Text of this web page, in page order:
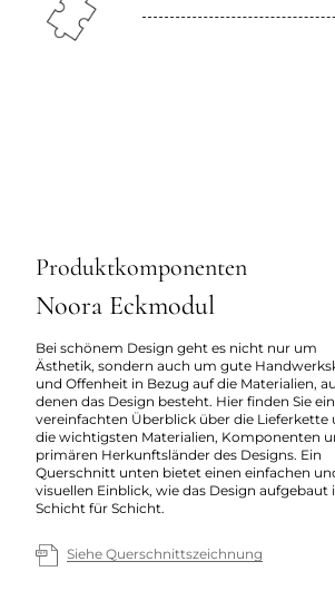
Produktkomponenten
Noora Eckmodul
Bei schönem Design geht es nicht nur um
Ästhetik, sondern auch um gute
und Offenheit in Bezug auf die Materialien,
denen das Design besteht. Hier finden Sie
vereinfachten Überblick über die Lieferkette
die wichtigsten Materialien, Komponenten
primären Herkunftsländer des Designs. Ein
Querschnitt unten bietet einen einfachen
visuellen Einblick, wie das Design aufgebaut
Schicht für Schicht.
Siehe Querschnittszeichnung